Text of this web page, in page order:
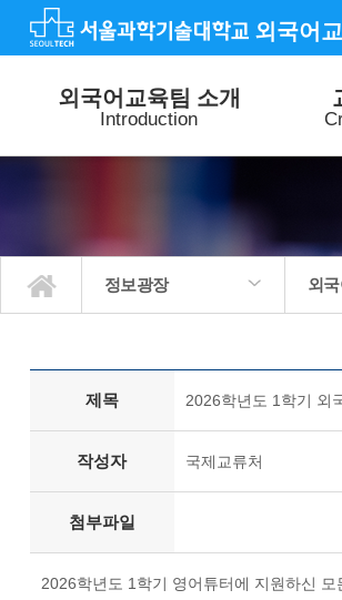
외국어
외국어교육팀 소개
Introduction
정보광장
외국어교육팀 소개
교양외국어
외국어 특별강좌
외국어 능력평가
특별활동
정보광장
외
교양
외국
외국
외국
질문
사진
제목 2026학년도 1학기 외
작성자 국제교류처
첨부파일
2026학년도 1학기 영어튜터에 지원하신